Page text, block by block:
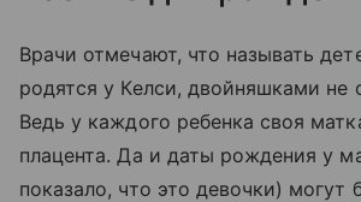
Врачи отмечают, что называть
родятся у Келси, двойняшками не
Ведь у каждого ребенка своя
плацента. Да и даты рождения у
показало, что это девочки) могут